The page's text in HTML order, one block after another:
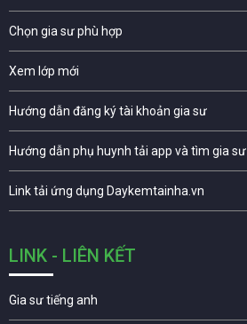
Chọn gia sư phù hợp
Xem lớp mới
Hướng dẫn đăng ký tài khoản gia sư
Hướng dẫn phụ huynh tải app và tìm gia sư
Link tải ứng dụng Daykemtainha.vn
LINK - LIÊN KẾT
Gia sư tiếng anh